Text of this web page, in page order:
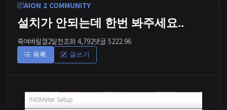
AION 2 COMMUNITY
설치가 안되는데 한번 봐주세요..
죽여버릴껄2달전조회 4,792댓글 5222.96
목록 글쓰기